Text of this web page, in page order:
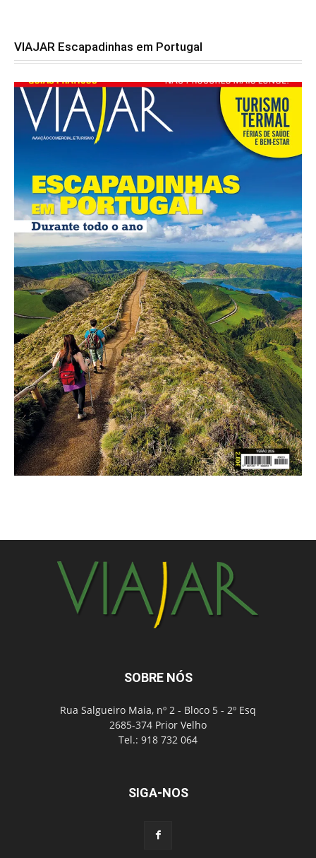
VIAJAR Escapadinhas em Portugal
SOBRE NÓS
Rua Salgueiro Maia, nº 2 - Bloco 5 - 2º Esq
2685-374 Prior Velho
Tel.: 918 732 064
SIGA-NOS